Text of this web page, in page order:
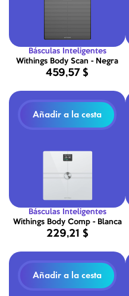
Básculas Inteligentes
Withings Body Scan - Negra
459,57 $
Añadir a la cesta
Básculas Inteligentes
Withings Body Comp - Blanca
229,21 $
Añadir a la cesta